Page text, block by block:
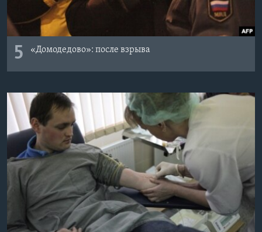
5 «Домодедово»: после взрыва